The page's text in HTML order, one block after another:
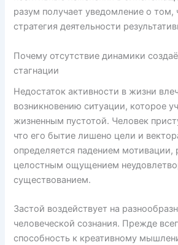
разум получает уведомление о том,
стратегия деятельности
Почему отсутствие динамики
стагнации
Недостаток активности в жизни
возникновению ситуации, которое
жизненным пустотой. Человек
что его бытие лишено цели и
определяется падением
целостным ощущением
существованием.
Застой воздействует на
человеческой сознания. Прежде
способность к креативному